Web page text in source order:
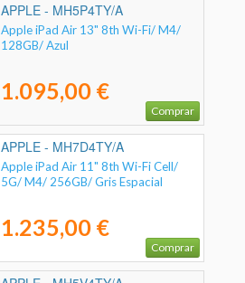
APPLE - MH5P4TY/A
Apple iPad Air 13" 8th Wi-Fi/ M4/
128GB/ Azul
1.095,00 €
Comprar
APPLE - MH7D4TY/A
Apple iPad Air 11" 8th Wi-Fi Cell/
5G/ M4/ 256GB/ Gris Espacial
1.235,00 €
Comprar